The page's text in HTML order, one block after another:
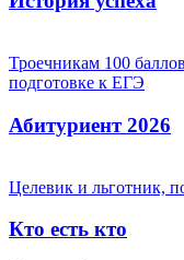
Троечникам 100
подготовке к ЕГЭ
Абитуриент 2026
Целевик и льготник,
Кто есть кто